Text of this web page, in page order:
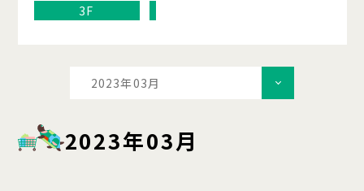
3F
2023年03月
2023年03月